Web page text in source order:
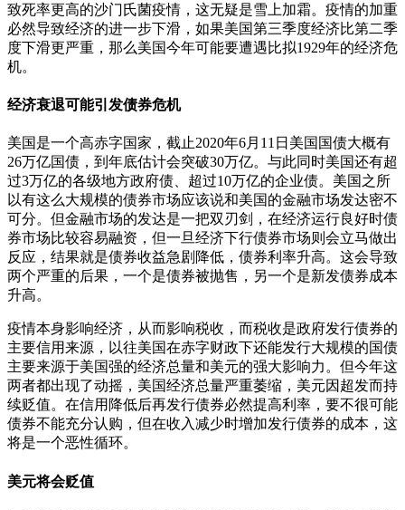
致死率更高的沙门氏菌疫情，这无疑是雪上加霜。疫情的加重
必然导致经济的进一步下滑，如果美国第三季度经济比第二季
度下滑更严重，那么美国今年可能要遭遇比拟1929年的经济危
机。
经济衰退可能引发债券危机
美国是一个高赤字国家，截止2020年6月11日美国国债大概有
26万亿国债，到年底估计会突破30万亿。与此同时美国还有超
过3万亿的各级地方政府债、超过10万亿的企业债。美国之所
以有这么大规模的债券市场应该说和美国的金融市场发达密不
可分。但金融市场的发达是一把双刃剑，在经济运行良好时债
券市场比较容易融资，但一旦经济下行债券市场则会立马做出
反应，结果就是债券收益急剧降低，债券利率升高。这会导致
两个严重的后果，一个是债券被抛售，另一个是新发债券成本
升高。
疫情本身影响经济，从而影响税收，而税收是政府发行债券的
主要信用来源，以往美国在赤字财政下还能发行大规模的国债
主要来源于美国强的经济总量和美元的强大影响力。但今年这
两者都出现了动摇，美国经济总量严重萎缩，美元因超发而持
续贬值。在信用降低后再发行债券必然提高利率，要不很可能
债券不能充分认购，但在收入减少时增加发行债券的成本，这
将是一个恶性循环。
美元将会贬值